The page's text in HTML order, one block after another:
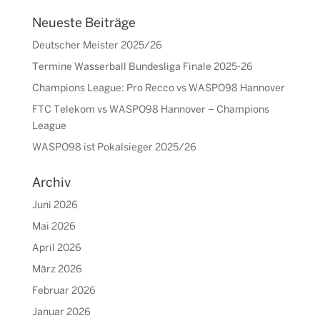
Neueste Beiträge
Deutscher Meister 2025/26
Termine Wasserball Bundesliga Finale 2025-26
Champions League: Pro Recco vs WASPO98 Hannover
FTC Telekom vs WASPO98 Hannover – Champions
League
WASPO98 ist Pokalsieger 2025/26
Archiv
Juni 2026
Mai 2026
April 2026
März 2026
Februar 2026
Januar 2026